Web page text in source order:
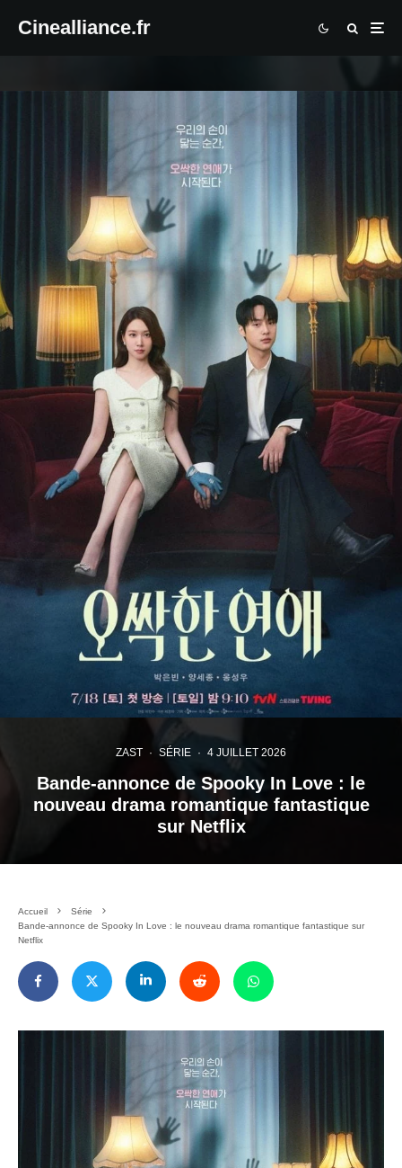
Cinealliance.fr
ZAST · SÉRIE · 4 JUILLET 2026
Bande-annonce de Spooky In Love : le
nouveau drama romantique fantastique
sur Netflix
Accueil
Série
Bande-annonce de Spooky In Love : le nouveau drama romantique fantastique sur
Netflix